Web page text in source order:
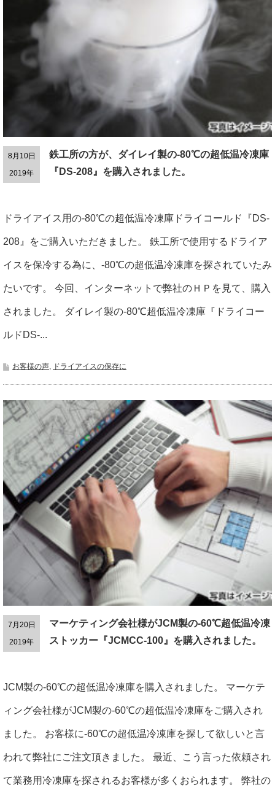
8月10日
2019年
鉄工所の方が、ダイレイ製の-80℃の超低温冷凍庫
『DS-208』を購入されました。
ドライアイス用の-80℃の超低温冷凍庫ドライコールド『DS-
208』をご購入いただきました。 鉄工所で使用するドライア
イスを保冷する為に、-80℃の超低温冷凍庫を探されていたみ
たいです。 今回、インターネットで弊社のＨＰを見て、購入
されました。 ダイレイ製の-80℃超低温冷凍庫『ドライコー
ルドDS-...
お客様の声 ドライアイスの保存に
7月20日
2019年
マーケティング会社様がJCM製の-60℃超低温冷凍
ストッカー『JCMCC-100』を購入されました。
JCM製の-60℃の超低温冷凍庫を購入されました。 マーケテ
ィング会社様がJCM製の-60℃の超低温冷凍庫をご購入され
ました。 お客様に-60℃の超低温冷凍庫を探して欲しいと言
われて弊社にご注文頂きました。 最近、こう言った依頼され
て業務用冷凍庫を探されるお客様が多くおられます。 弊社の